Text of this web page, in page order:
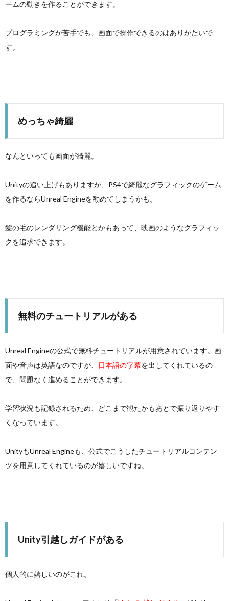
ームの動きを作ることができます。
プログラミングが苦手でも、画面で操作できるのはありがたいで
す。
めっちゃ綺麗
なんといっても画面が綺麗。
Unityの追い上げもありますが、PS4で綺麗なグラフィックのゲーム
を作るならUnreal Engineを勧めてしまうかも。
髪の毛のレンダリング機能とかもあって、映画のようなグラフィッ
クを追求できます。
無料のチュートリアルがある
Unreal Engineの公式で無料チュートリアルが用意されています。画
面や音声は英語なのですが、
日本語の字幕を出してくれているの
で、問題なく進めることができます。
学習状況も記録されるため、どこまで観たかもあとで振り返りやす
くなっています。
UnityもUnreal Engineも、公式でこうしたチュートリアルコンテン
ツを用意してくれているのが嬉しいですね。
Unity引越しガイドがある
個人的に嬉しいのがこれ。